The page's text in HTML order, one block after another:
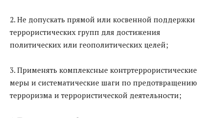
2. Не допускать прямой или косвенной поддержки
террористических групп для достижения
политических или геополитических целей;
3. Применять комплексные контртеррористические
меры и систематические шаги по предотвращению
терроризма и террористической деятельности;